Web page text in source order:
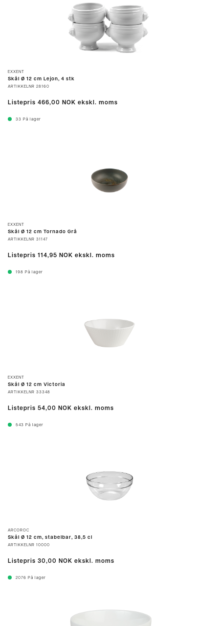
EXXENT
Skål Ø 12 cm Lejon, 4 stk
ARTIKKELNR 28160
Listepris 466,00 NOK ekskl. moms
33 På lager
EXXENT
Skål Ø 12 cm Tornado Grå
ARTIKKELNR 31147
Listepris 114,95 NOK ekskl. moms
198 På lager
EXXENT
Skål Ø 12 cm Victoria
ARTIKKELNR 33348
Listepris 54,00 NOK ekskl. moms
543 På lager
ARCOROC
Skål Ø 12 cm, stabelbar, 38,5 cl
ARTIKKELNR 10000
Listepris 30,00 NOK ekskl. moms
2076 På lager